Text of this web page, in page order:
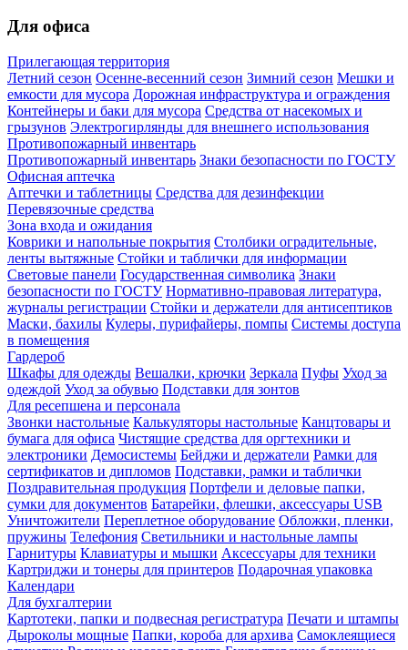
Для офиса
Прилегающая территория
Летний сезон Осенне-весенний сезон Зимний сезон Мешки и
емкости для мусора Дорожная инфраструктура и ограждения
Контейнеры и баки для мусора Средства от насекомых и
грызунов Электрогирлянды для внешнего использования
Противопожарный инвентарь
Противопожарный инвентарь Знаки безопасности по ГОСТУ
Офисная аптечка
Аптечки и таблетницы Средства для дезинфекции
Перевязочные средства
Зона входа и ожидания
Коврики и напольные покрытия Столбики оградительные,
ленты вытяжные Стойки и таблички для информации
Световые панели Государственная символика Знаки
безопасности по ГОСТУ Нормативно-правовая литература,
журналы регистрации Стойки и держатели для антисептиков
Маски, бахилы Кулеры, пурифайеры, помпы Системы доступа
в помещения
Гардероб
Шкафы для одежды Вешалки, крючки Зеркала Пуфы Уход за
одеждой Уход за обувью Подставки для зонтов
Для ресепшена и персонала
Звонки настольные Калькуляторы настольные Канцтовары и
бумага для офиса Чистящие средства для оргтехники и
электроники Демосистемы Бейджи и держатели Рамки для
сертификатов и дипломов Подставки, рамки и таблички
Поздравительная продукция Портфели и деловые папки,
сумки для документов Батарейки, флешки, аксессуары USB
Уничтожители Переплетное оборудование Обложки, пленки,
пружины Телефония Светильники и настольные лампы
Гарнитуры Клавиатуры и мышки Аксессуары для техники
Картриджи и тонеры для принтеров Подарочная упаковка
Календари
Для бухгалтерии
Картотеки, папки и подвесная регистратура Печати и штампы
Дыроколы мощные Папки, короба для архива Самоклеящиеся